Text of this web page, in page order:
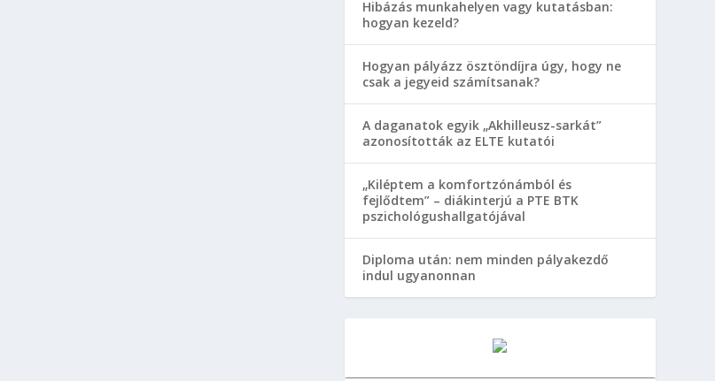
Hibázás munkahelyen vagy kutatásban:
hogyan kezeld?
Hogyan pályázz ösztöndíjra úgy, hogy ne
csak a jegyeid számítsanak?
A daganatok egyik „Akhilleusz-sarkát”
azonosították az ELTE kutatói
„Kiléptem a komfortzónámból és
fejlődtem” – diákinterjú a PTE BTK
pszichológushallgatójával
Diploma után: nem minden pályakezdő
indul ugyanonnan